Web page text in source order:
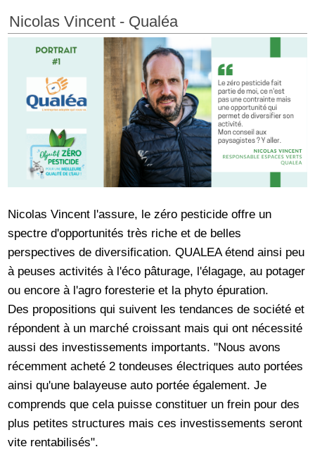
Nicolas Vincent - Qualéa
Nicolas Vincent l'assure, le zéro pesticide offre un
spectre d'opportunités très riche et de belles
perspectives de diversification. QUALEA étend ainsi peu
à peuses activités à l'éco pâturage, l'élagage, au potager
ou encore à l'agro foresterie et la phyto épuration.
Des propositions qui suivent les tendances de société et
répondent à un marché croissant mais qui ont nécessité
aussi des investissements importants. "Nous avons
récemment acheté 2 tondeuses électriques auto portées
ainsi qu'une balayeuse auto portée également. Je
comprends que cela puisse constituer un frein pour des
plus petites structures mais ces investissements seront
vite rentabilisés".